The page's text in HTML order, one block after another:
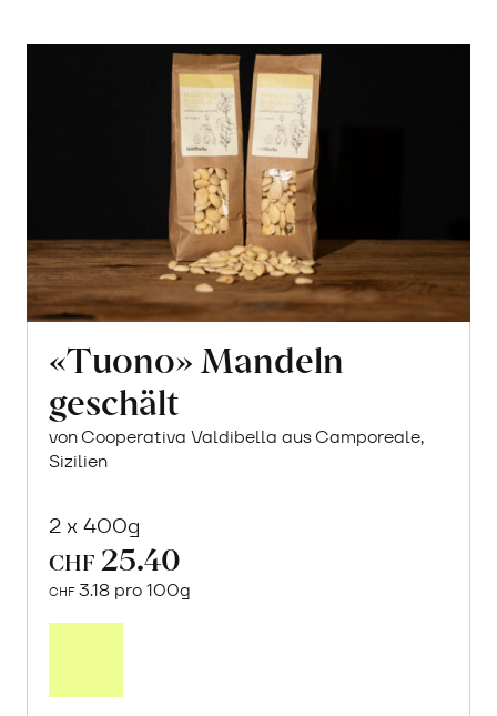
«Tuono» Mandeln
geschält
von Cooperativa Valdibella aus Camporeale,
Sizilien
2 x 400g
CHF 25.40
CHF 3.18 pro 100g